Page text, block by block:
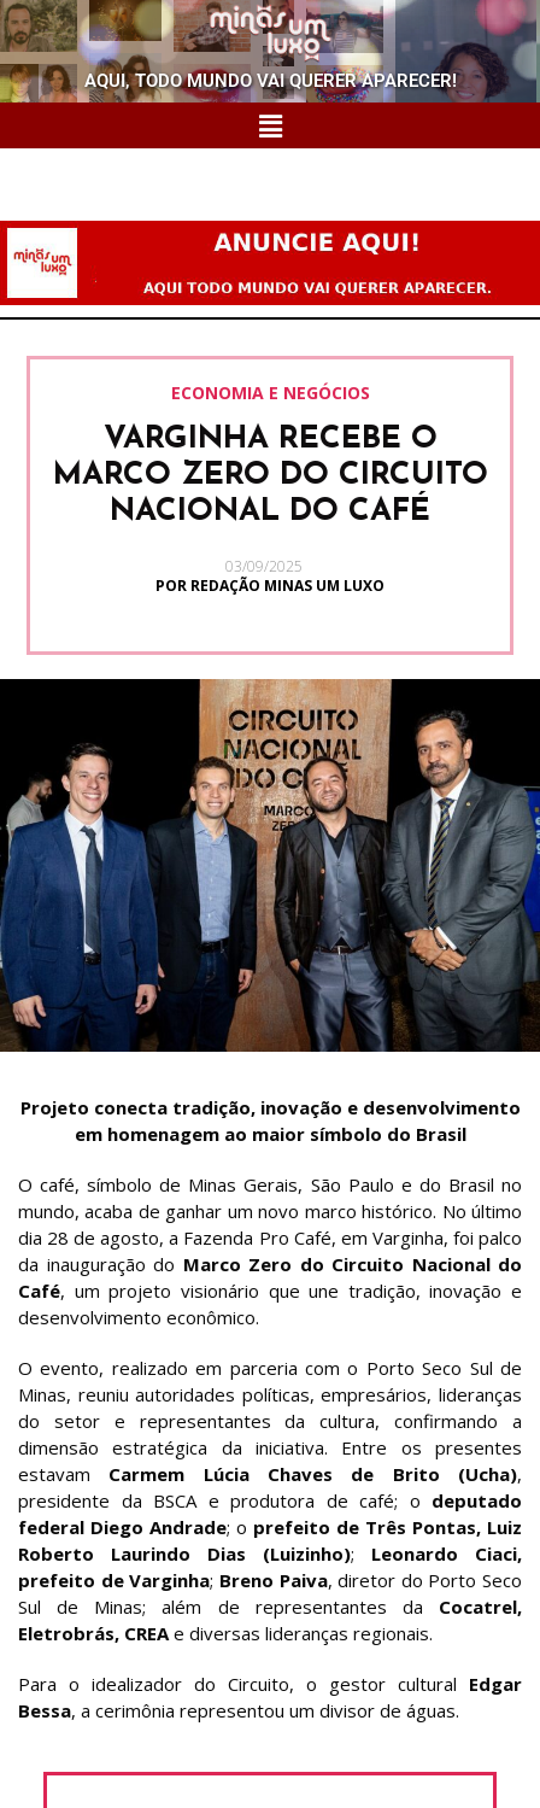
AQUI, TODO MUNDO VAI QUERER APARECER!
ECONOMIA E NEGÓCIOS
VARGINHA RECEBE O
MARCO ZERO DO CIRCUITO
NACIONAL DO CAFÉ
03/09/2025
POR REDAÇÃO MINAS UM LUXO
Projeto conecta tradição, inovação e desenvolvimento
em homenagem ao maior símbolo do Brasil
O café, símbolo de Minas Gerais, São Paulo e do Brasil no
mundo, acaba de ganhar um novo marco histórico. No último
dia 28 de agosto, a Fazenda Pro Café, em Varginha, foi palco
da inauguração do Marco Zero do Circuito Nacional do
Café, um projeto visionário que une tradição, inovação e
desenvolvimento econômico.
O evento, realizado em parceria com o Porto Seco Sul de
Minas, reuniu autoridades políticas, empresários, lideranças
do setor e representantes da cultura, confirmando a
dimensão estratégica da iniciativa. Entre os presentes
estavam Carmem Lúcia Chaves de Brito (Ucha),
presidente da BSCA e produtora de café; o deputado
federal Diego Andrade; o prefeito de Três Pontas, Luiz
Roberto Laurindo Dias (Luizinho); Leonardo Ciaci,
prefeito de Varginha; Breno Paiva, diretor do Porto Seco
Sul de Minas; além de representantes da Cocatrel,
Eletrobrás, CREA e diversas lideranças regionais.
Para o idealizador do Circuito, o gestor cultural Edgar
Bessa, a cerimônia representou um divisor de águas.